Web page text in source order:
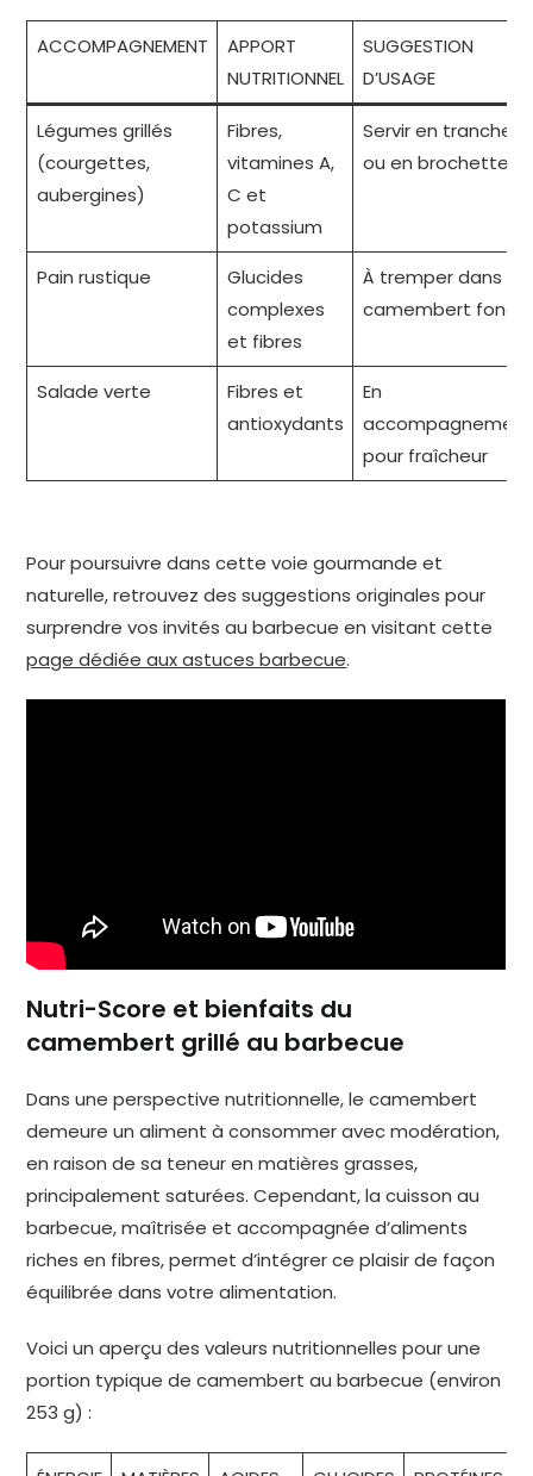
ACCOMPAGNEMENT
APPORT
NUTRITIONNEL
SUGGESTION
D’USAGE
Légumes grillés
(courgettes,
aubergines)
Fibres,
vitamines A,
C et
potassium
Servir en tranche
ou en brochette
Pain rustique
Glucides
complexes
et fibres
À tremper dans le
camembert fondu
Salade verte
Fibres et
antioxydants
En
accompagnement
pour fraîcheur
Pour poursuivre dans cette voie gourmande et
naturelle, retrouvez des suggestions originales pour
surprendre vos invités au barbecue en visitant cette
page dédiée aux astuces barbecue.
Nutri-Score et bienfaits du
camembert grillé au barbecue
Dans une perspective nutritionnelle, le camembert
demeure un aliment à consommer avec modération,
en raison de sa teneur en matières grasses,
principalement saturées. Cependant, la cuisson au
barbecue, maîtrisée et accompagnée d’aliments
riches en fibres, permet d’intégrer ce plaisir de façon
équilibrée dans votre alimentation.
Voici un aperçu des valeurs nutritionnelles pour une
portion typique de camembert au barbecue (environ
253 g) :